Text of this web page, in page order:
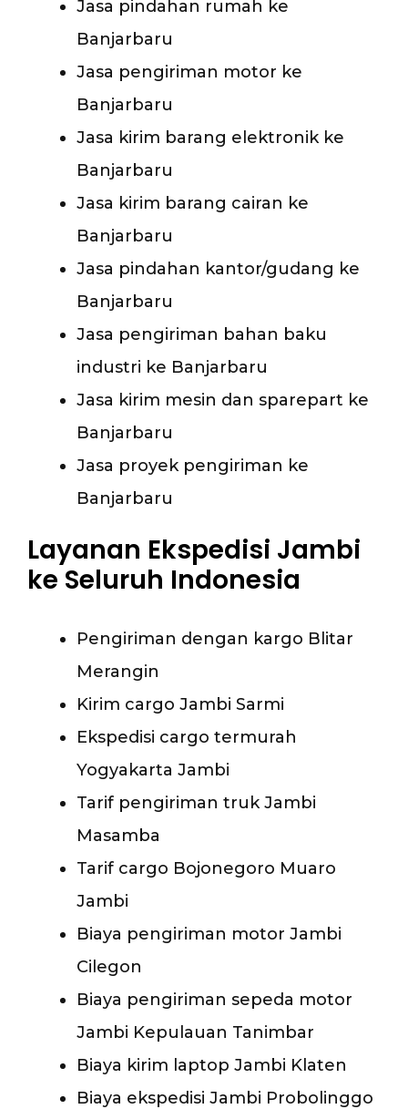
Jasa pindahan rumah ke
Banjarbaru
Jasa pengiriman motor ke
Banjarbaru
Jasa kirim barang elektronik ke
Banjarbaru
Jasa kirim barang cairan ke
Banjarbaru
Jasa pindahan kantor/gudang ke
Banjarbaru
Jasa pengiriman bahan baku
industri ke Banjarbaru
Jasa kirim mesin dan sparepart ke
Banjarbaru
Jasa proyek pengiriman ke
Banjarbaru
Layanan Ekspedisi Jambi
ke Seluruh Indonesia
Pengiriman dengan kargo Blitar
Merangin
Kirim cargo Jambi Sarmi
Ekspedisi cargo termurah
Yogyakarta Jambi
Tarif pengiriman truk Jambi
Masamba
Tarif cargo Bojonegoro Muaro
Jambi
Biaya pengiriman motor Jambi
Cilegon
Biaya pengiriman sepeda motor
Jambi Kepulauan Tanimbar
Biaya kirim laptop Jambi Klaten
Biaya ekspedisi Jambi Probolinggo